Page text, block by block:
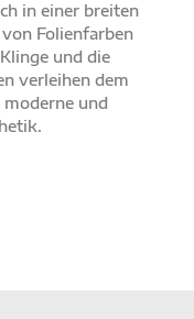
in einer breiten
Folienfarben
und die
verleihen dem
und